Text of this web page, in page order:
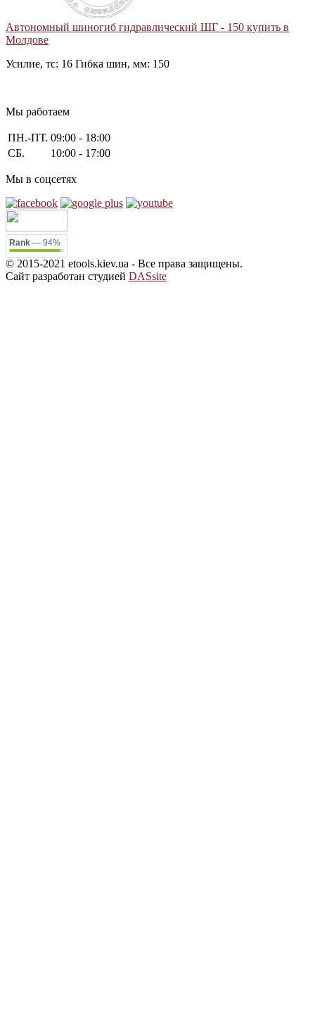
Автономный шиногиб гидравлический ШГ - 150 купить в
Молдове
Усилие, тс: 16 Гибка шин, мм: 150
Мы работаем
ПН.-ПТ. 09:00 - 18:00
СБ.
10:00 - 17:00
Мы в соцсетях
Rank — 94%
© 2015-2021 etools.kiev.ua - Все права защищены.
Сайт разработан студией DASsite